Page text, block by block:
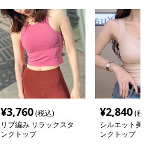
¥3,760(税込)
リブ編み リラックスタ
ンクトップ
¥2,840(税
シルエット美
ンクトップ